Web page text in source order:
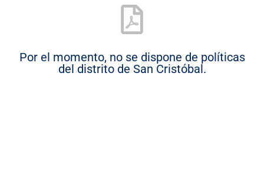
Por el momento, no se dispone de políticas
del distrito de San Cristóbal.